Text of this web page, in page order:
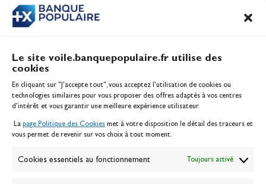
Le site voile.banquepopulaire.fr utilise des
cookies
En cliquant sur "J'accepte tout", vous acceptez l’utilisation de cookies ou
technologies similaires pour vous proposer des offres adaptés à vos centres
d’intérêt et vous garantir une meilleure expérience utilisateur.
La page Politique des Cookies met à votre disposition le détail des traceurs et
vous permet de revenir sur vos choix à tout moment.
Cookies essentiels au fonctionnement Toujours activé
CONTENU
Inscription serveur média
Contact
Politique des cookies
Banque de la voile